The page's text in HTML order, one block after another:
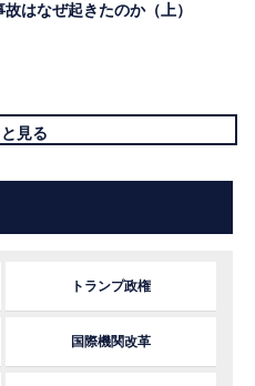
はなぜ起きたのか（上）
見る
トランプ政権
国際機関改革